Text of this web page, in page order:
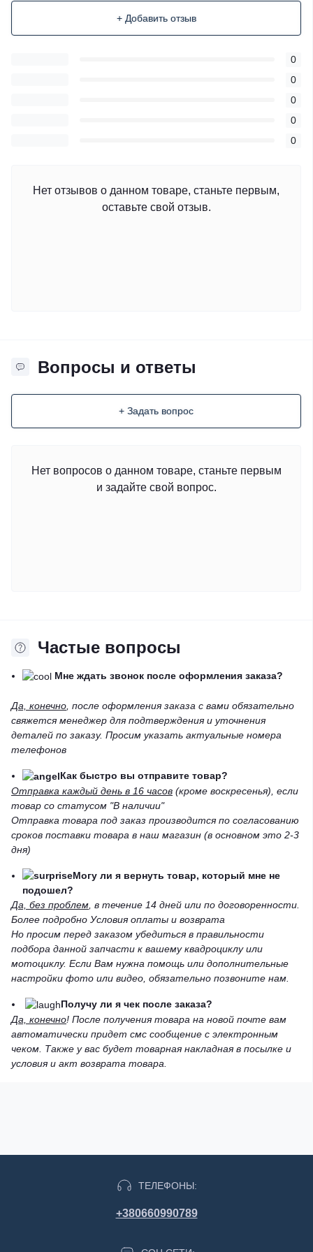
+ Добавить отзыв
0
0
0
0
0
Нет отзывов о данном товаре, станьте первым,
оставьте свой отзыв.
Вопросы и ответы
+ Задать вопрос
Нет вопросов о данном товаре, станьте первым
и задайте свой вопрос.
Частые вопросы
Мне ждать звонок после оформления заказа?
Да, конечно , после оформления заказа с вами обязательно
свяжется менеджер для подтверждения и уточнения
деталей по заказу. Просим указать актуальные номера
телефонов
Как быстро вы отправите товар?
Отправка каждый день в 16 часов (кроме воскресенья), если
товар со статусом "В наличии"
Отправка товара под заказ производится по согласованию
сроков поставки товара в наш магазин (в основном это 2-3
дня)
Могу ли я вернуть товар, который мне не
подошел?
Да, без проблем, в течение 14 дней или по договоренности.
Более подробно Условия оплаты и возврата
Но просим перед заказом убедиться в правильности
подбора данной запчасти к вашему квадроциклу или
мотоциклу. Если Вам нужна помощь или дополнительные
настройки фото или видео, обязательно позвоните нам.
Получу ли я чек после заказа?
Да, конечно! После получения товара на новой почте вам
автоматически придет смс сообщение с электронным
чеком. Также у вас будет товарная накладная в посылке и
условия и акт возврата товара.
ТЕЛЕФОНЫ:
+380660990789